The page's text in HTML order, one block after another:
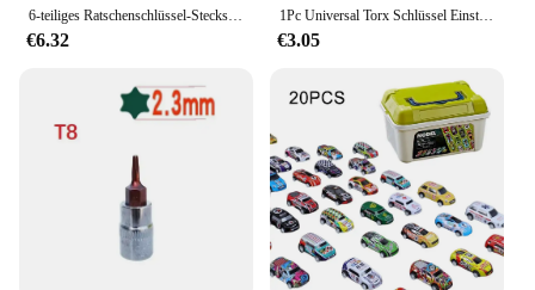
6-teiliges Ratschenschlüssel-Steckschlüssel-Konverter-Hülsenkopf-Adapter, Schlagschrauber-Adapter und Reduzierstück-Set, 1/4 Zoll, 3/8 Zoll, 1/2 Zoll, 3/4 Zoll Handwerkzeuge
€6.32
1Pc Universal Torx Schlüssel Einstellbare Drehmoment 6-32mm Ratsche Spanner für Fahrrad Motorrad Auto Reparatur Werkzeuge Mechanische werkzeug
€3.05